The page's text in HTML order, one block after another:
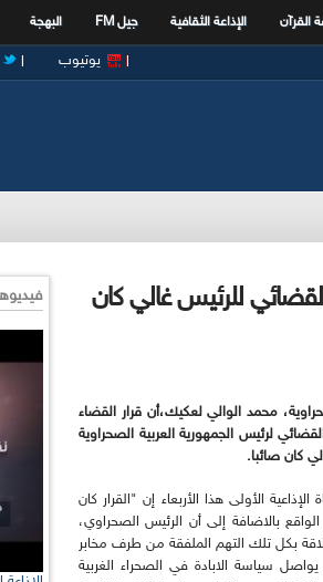
القرآن الإذاعة الثقافية جيل FM البهجة
يوتيوب
للرئيس غالي كان
محمد الوالي لعكيك،أن قرار القضاء
لرئيس الجمهورية العربية الصحراوية
كان صائبا.
الأولى هذا الأربعاء إن "القرار كان
بالاضافة إلى أن الرئيس الصحراوي،
بكل تلك التهم الملفقة من طرف مخابر
يواصل سياسة الابادة في الصحراء الغربية